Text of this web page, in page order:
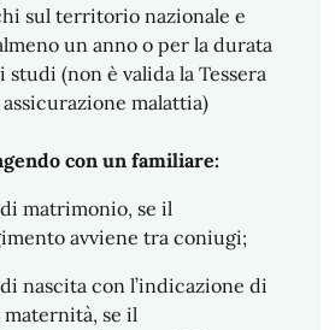
sul territorio nazionale e
un anno o per la durata
studi (non è valida la Tessera
malattia)
con un familiare:
matrimonio, se il
avviene tra coniugi;
nascita con l’indicazione di
se il